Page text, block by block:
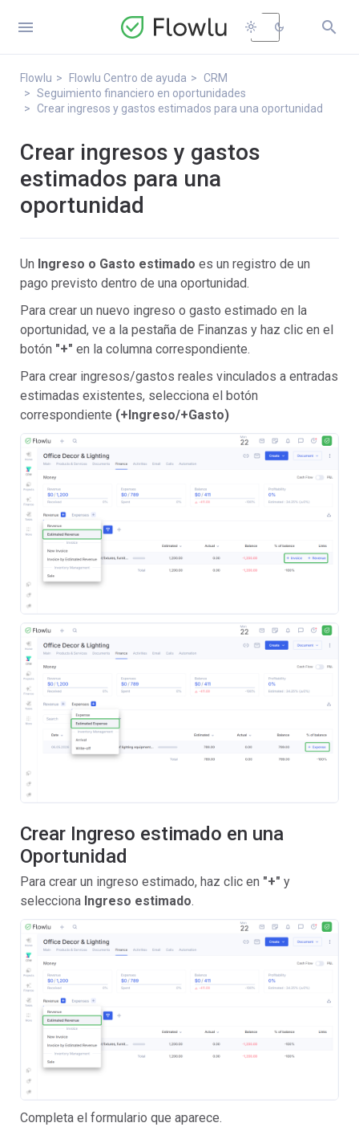
 light_mode dark_mode 
Flowlu Flowlu Centro de ayuda
CRM
Seguimiento financiero en oportunidades
Crear ingresos y gastos estimados para una oportunidad
Crear ingresos y gastos
estimados para una
oportunidad
Un Ingreso o Gasto estimado es un registro de un
pago previsto dentro de una oportunidad.
Para crear un nuevo ingreso o gasto estimado en la
oportunidad, ve a la pestaña de Finanzas y haz clic en el
botón "+" en la columna correspondiente.
Para crear ingresos/gastos reales vinculados a entradas
estimadas existentes, selecciona el botón
correspondiente (+Ingreso/+Gasto)
Crear Ingreso estimado en una
Oportunidad
Para crear un ingreso estimado, haz clic en "+" y
selecciona ngreso estimado.
Completa el formulario que aparece.